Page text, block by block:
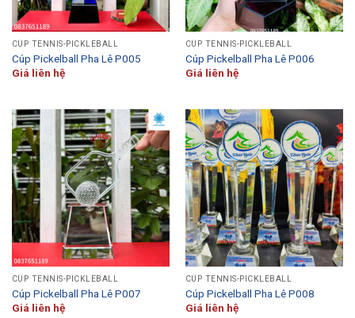
CÚP TENNIS-PICKLEBALL
Cúp Pickelball Pha Lê P005
Giá liên hệ
CÚP TENNIS-PICKLEBALL
Cúp Pickelball Pha Lê P006
Giá liên hệ
CÚP TENNIS-PICKLEBALL
Cúp Pickelball Pha Lê P007
Giá liên hệ
CÚP TENNIS-PICKLEBALL
Cúp Pickelball Pha Lê P008
Giá liên hệ